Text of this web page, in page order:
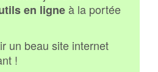
en ligneà la portée
un beau site internet
!